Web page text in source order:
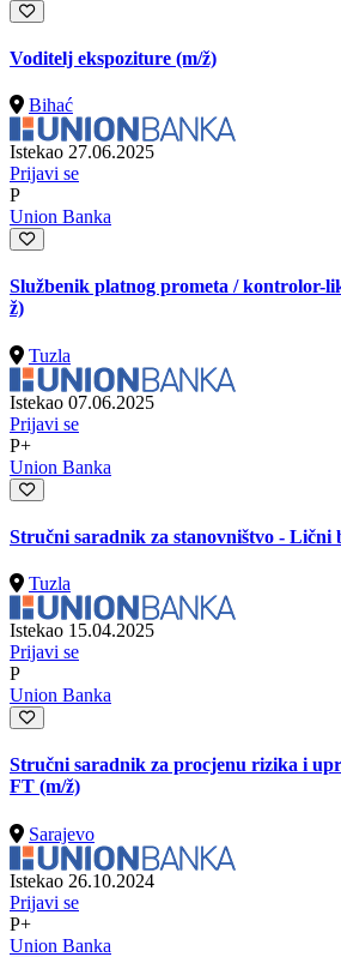
Voditelj ekspoziture (m/ž)
Bihać
Istekao 27.06.2025
Prijavi se
P
Union Banka
Službenik platnog prometa / kontrolor-
ž)
Tuzla
Istekao 07.06.2025
Prijavi se
P+
Union Banka
Stručni saradnik za stanovništvo - Lični
Tuzla
Istekao 15.04.2025
Prijavi se
P
Union Banka
Stručni saradnik za procjenu rizika i
FT (m/ž)
Sarajevo
Istekao 26.10.2024
Prijavi se
P+
Union Banka